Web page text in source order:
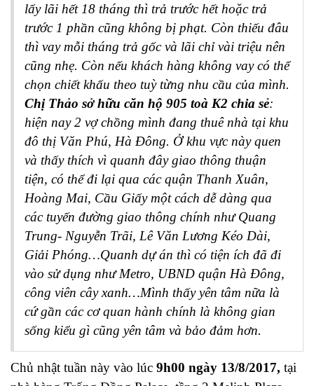
lấy lãi hết 18 tháng thì trả trước hết hoặc trả
trước 1 phần cũng không bị phạt. Còn thiếu đâu
thì vay mỗi tháng trả gốc và lãi chỉ vài triệu nên
cũng nhẹ. Còn nếu khách hàng không vay có thể
chọn chiết khấu theo tuỳ từng nhu cầu của mình.
Chị Thảo sở hữu căn hộ 905 toà K2 chia sẻ:
hiện nay 2 vợ chồng mình đang thuê nhà tại khu
đô thị Văn Phú, Hà Đông. Ở khu vực này quen
và thấy thích vì quanh đây giao thông thuận
tiện, có thể đi lại qua các quận Thanh Xuân,
Hoàng Mai, Cầu Giấy một cách dễ dàng qua
các tuyến đường giao thông chính như Quang
Trung- Nguyễn Trãi, Lê Văn Lương Kéo Dài,
Giải Phóng…Quanh dự án thì có tiện ích đã đi
vào sử dụng như Metro, UBND quận Hà Đông,
công viên cây xanh…Mình thấy yên tâm nữa là
cứ gần các cơ quan hành chính là không gian
sống kiểu gì cũng yên tâm và bảo đảm hơn.
Chủ nhật tuần này vào lúc 9h00 ngày 13/8/2017, tại